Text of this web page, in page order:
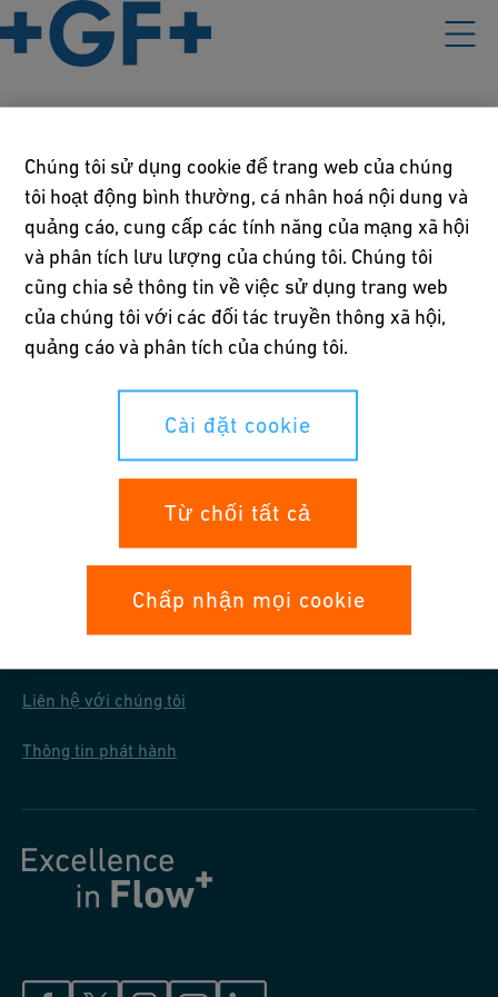
Chính sách của Chúng Tôi
Điều khoản sử dụng
Tuyên bố về Quyền riêng tư
Cài đặt cookie
Whistleblowing
Điều kiện mua chung
Liên hệ với chúng tôi
Thông tin phát hành
Chúng tôi sử dụng cookie để trang web của chúng
tôi hoạt động bình thường, cá nhân hoá nội dung và
quảng cáo, cung cấp các tính năng của mạng xã hội
và phân tích lưu lượng của chúng tôi. Chúng tôi
cũng chia sẻ thông tin về việc sử dụng trang web
của chúng tôi với các đối tác truyền thông xã hội,
quảng cáo và phân tích của chúng tôi.
Cài đặt cookie
Từ chối tất cả
Chấp nhận mọi cookie